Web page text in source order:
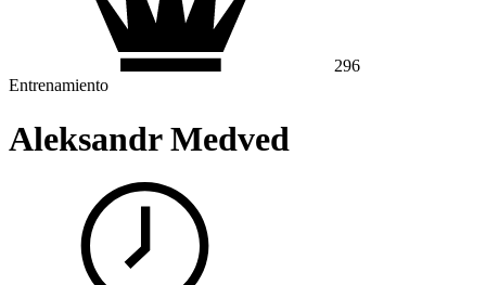
296
Entrenamiento
Aleksandr Medved